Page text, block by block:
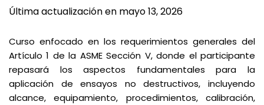
Última actualización en mayo 13, 2026
Curso enfocado en los requerimientos generales del
Artículo 1 de la ASME Sección V, donde el participante
repasará los aspectos fundamentales para la
aplicación de ensayos no destructivos, incluyendo
alcance, equipamiento, procedimientos, calibración,